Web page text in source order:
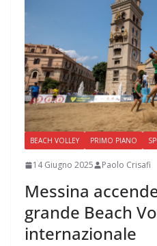
BEACH VOLLEY PRIMO PIANO
14 Giugno 2025 Paolo Crisafi
Messina
grande Beach
internazionale